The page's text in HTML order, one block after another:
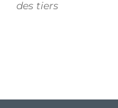
des tiers